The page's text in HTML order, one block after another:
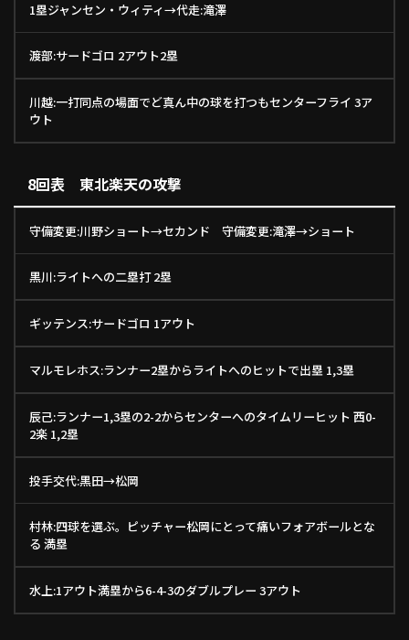
1塁ジャンセン・ウィティ→代走:滝澤
渡部:サードゴロ 2アウト2塁
川越:一打同点の場面でど真ん中の球を打つもセンターフライ 3ア
ウト
8回表 東北楽天の攻撃
守備変更:川野ショート→セカンド 守備変更:滝澤→ショート
黒川:ライトへの二塁打 2塁
ギッテンス:サードゴロ 1アウト
マルモレホス:ランナー2塁からライトへのヒットで出塁 1,3塁
辰己:ランナー1,3塁の2-2からセンターへのタイムリーヒット 西0-
2楽 1,2塁
投手交代:黒田→松岡
村林:四球を選ぶ。ピッチャー松岡にとって痛いフォアボールとな
る 満塁
水上:1アウト満塁から6-4-3のダブルプレー 3アウト